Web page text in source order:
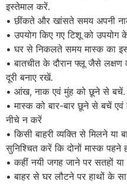
इस्तेमाल करें.
• छींकते और खांसते समय अपनी
• उपयोग किए गए टिशू को उपयोग
• घर से निकलते समय मास्क का
• बातचीत के दौरान फ्लू जैसे
दूरी बनाए रखें.
• आंख, नाक एवं मुंह को छूने से बचें.
• मास्क को बार-बार छूने से बचें
नीचे न करें
• किसी बाहरी व्यक्ति से मिलने
सुनिश्चित करें कि दोनों मास्क पहने
• कहीं नयी जगह जाने पर सतहों
• बाहर से घर लौटने पर हाथों के